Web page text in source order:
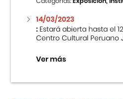
14/03/2023
:Estará abierta hasta el
Centro Cultural Peruano
Ver más